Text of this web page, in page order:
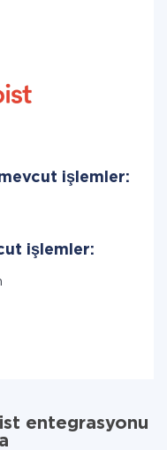
işlemler:
işlemler:
entegrasyonu